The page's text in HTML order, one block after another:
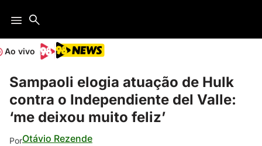
Ao vivo
Sampaoli elogia atuação de Hulk
contra o Independiente del Valle:
‘me deixou muito feliz’
PorOtávio Rezende